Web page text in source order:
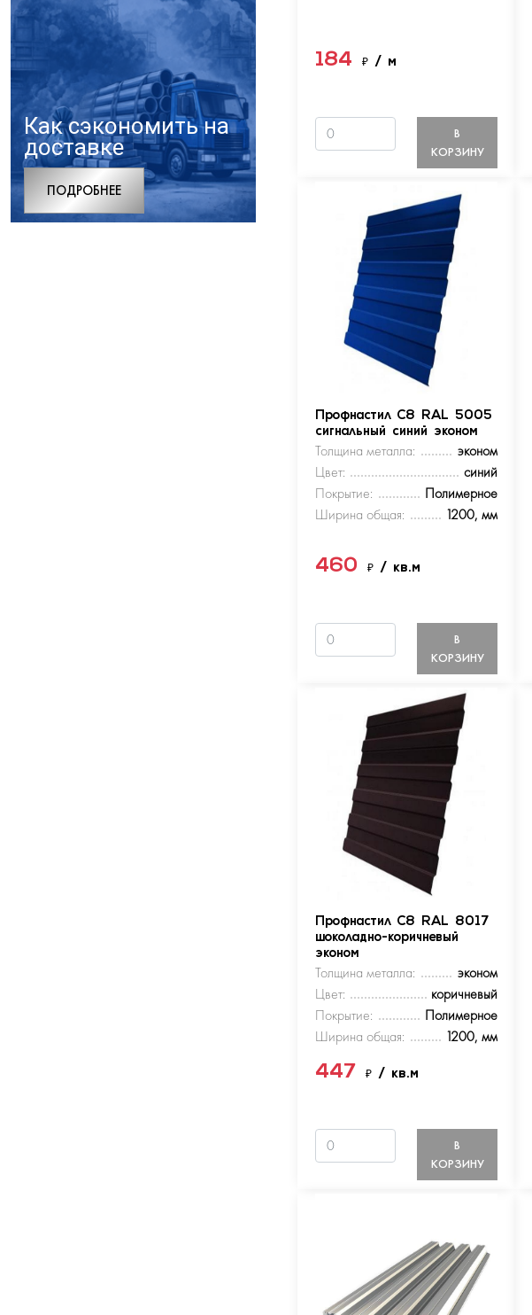
Как сэкономить на
доставке
ПОДРОБНЕЕ
184₽/ м
В
КОРЗИНУ
Профнастил С8 RAL 5005
сигнальный синий эконом
Толщина металла:
эконом
Цвет:
синий
Покрытие:
Полимерное
Ширина общая:
1200, мм
460₽/ кв.м
В
КОРЗИНУ
Профнастил С8 RAL 8017
шоколадно-коричневый
эконом
Толщина металла:
эконом
Цвет:
коричневый
Покрытие:
Полимерное
Ширина общая:
1200, мм
447₽/ кв.м
В
КОРЗИНУ